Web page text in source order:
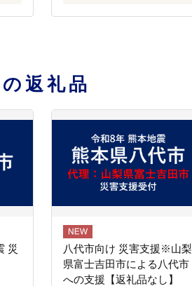
返礼品
災
八代市向け 災害支援※山梨
県富士吉田市による八代市
への支援【返礼品なし】